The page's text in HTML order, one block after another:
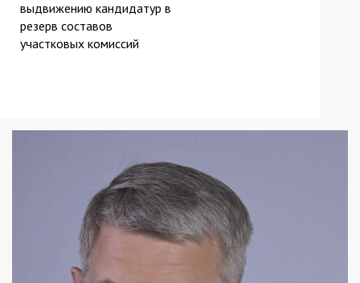
выдвижению кандидатур в
резерв составов
участковых комиссий